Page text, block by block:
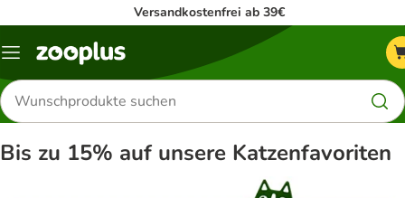
Versandkostenfrei ab 39€
Menü
Produkte
suchen
Bis zu 15% auf unsere Katzenfavoriten